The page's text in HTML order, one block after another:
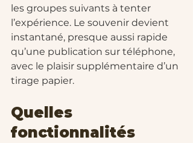
les groupes suivants à tenter
l’expérience. Le souvenir devient
instantané, presque aussi rapide
qu’une publication sur téléphone,
avec le plaisir supplémentaire d’un
tirage papier.
Quelles
fonctionnalités